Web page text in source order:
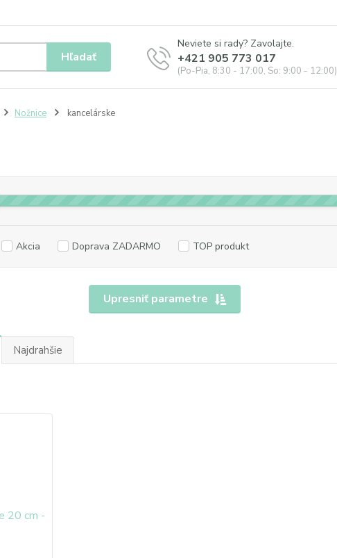
Hľadať
Neviete si rady? Zavolajte.
+421 905 773 017
(Po-Pia, 8:30 - 17:00, So: 9:00 - 12:00)
Nožnice kancelárske
Upresniť parametre
Akcia Doprava ZADARMO TOP produkt
Najdrahšie